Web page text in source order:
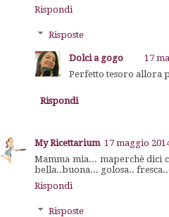
Rispondi
Risposte
Dolci a gogo
17
Perfetto tesoro allora
Rispondi
My Ricettarium 17 maggio
Mamma mia... maperchè dici
bella..buona... golosa..
Rispondi
Risposte